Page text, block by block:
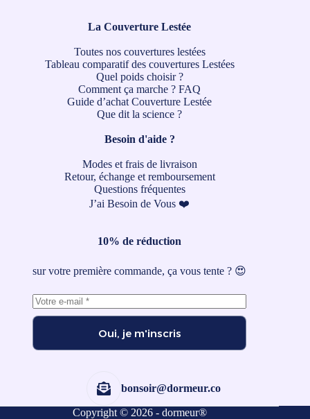
La Couverture Lestée
Toutes nos couvertures lestées
Tableau comparatif des couvertures Lestées
Quel poids choisir ?
Comment ça marche ? FAQ
Guide d’achat Couverture Lestée
Que dit la science ?
Besoin d'aide ?
Modes et frais de livraison
Retour, échange et remboursement
Questions fréquentes
J’ai Besoin de Vous ❤️
10% de réduction
sur votre première commande, ça vous tente ? 😍
Oui, je m'inscris
bonsoir@dormeur.co
Copyright © 2026 - dormeur®